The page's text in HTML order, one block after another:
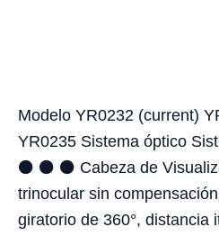
Modelo YR0232 (current)
YR0235 Sistema óptico
⚫ ⚫ ⚫ Cabeza de
trinocular sin
giratorio de 360°, distancia